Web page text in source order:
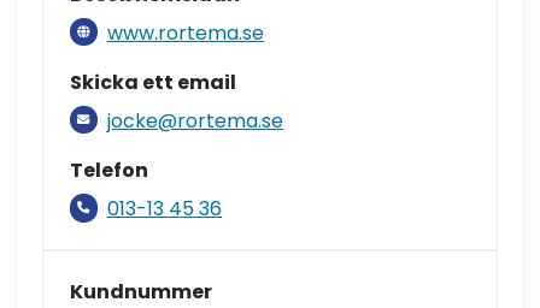
www.rortema.se
Skicka ett email
jocke@rortema.se
Telefon
013-13 45 36
Kundnummer